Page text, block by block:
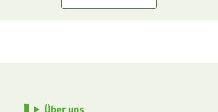
Über uns